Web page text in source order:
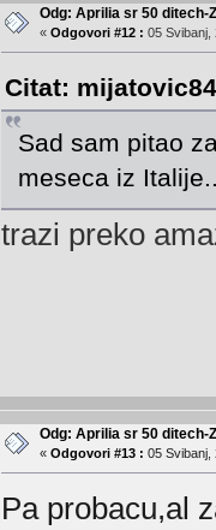
Odg: Aprilia sr 50 ditech-
« Odgovori #12 : 05 Svibanj,
Citat:
Sad sam pitao
meseca iz
trazi preko
Odg: Aprilia sr 50 ditech-
« Odgovori #13 : 05 Svibanj,
Pa probacu,al